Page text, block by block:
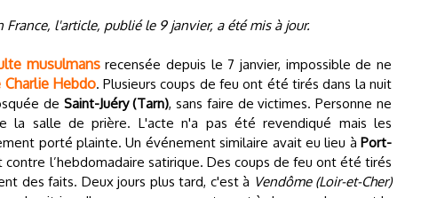
l'article, publié le 9 janvier, a été mis à jour.
musulmansrecensée depuis le 7 janvier, impossible de ne
Hebdo. Plusieurs coups de feu ont été tirés dans la nuit
de Saint-Juéry (Tarn), sans faire de victimes. Personne ne
la salle de prière. L'acte n'a pas été revendiqué mais les
porté plainte. Un événement similaire avait eu lieu à Port-
l’hebdomadaire satirique. Des coups de feu ont été tirés
des faits. Deux jours plus tard, c'est à Vendôme (Loir-et-Cher)